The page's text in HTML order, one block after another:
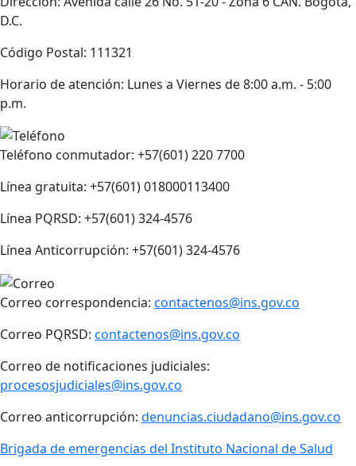
D.C.
Código Postal: 111321
Horario de atención: Lunes a Viernes de 8:00 a.m. - 5:00
p.m.
Teléfono conmutador: +57(601) 220 7700
Línea gratuita: +57(601) 018000113400
Línea PQRSD: +57(601) 324-4576
Línea Anticorrupción: +57(601) 324-4576
Correo correspondencia: contactenos@ins.gov.co
Correo PQRSD: contactenos@ins.gov.co
Correo de notificaciones judiciales:
procesosjudiciales@ins.gov.co
Correo anticorrupción: denuncias.ciudadano@ins.gov.co
Brigada de emergencias del Instituto Nacional de Salud